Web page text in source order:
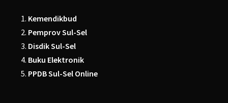
Kemendikbud
Pemprov Sul-Sel
Disdik Sul-Sel
Buku Elektronik
PPDB Sul-Sel Online